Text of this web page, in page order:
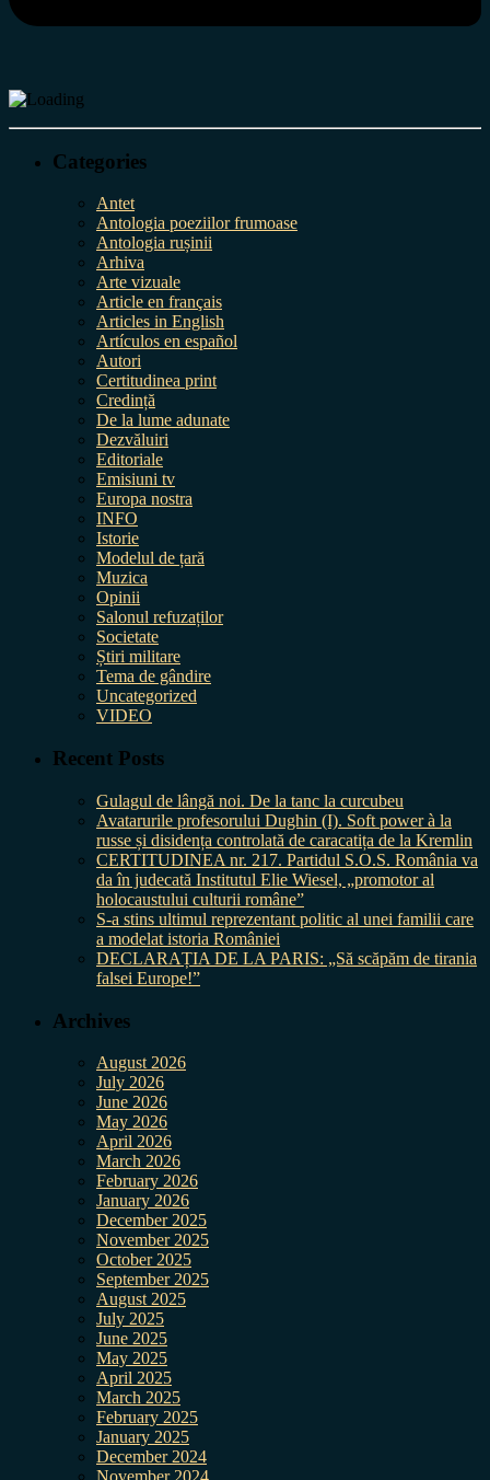
Categories
Antet
Antologia poeziilor frumoase
Antologia rușinii
Arhiva
Arte vizuale
Article en français
Articles in English
Artículos en español
Autori
Certitudinea print
Credință
De la lume adunate
Dezvăluiri
Editoriale
Emisiuni tv
Europa nostra
INFO
Istorie
Modelul de țară
Muzica
Opinii
Salonul refuzaților
Societate
Știri militare
Tema de gândire
Uncategorized
VIDEO
Recent Posts
Gulagul de lângă noi. De la tanc la curcubeu
Avatarurile profesorului Dughin (I). Soft power à la
russe și disidența controlată de caracatița de la Kremlin
CERTITUDINEA nr. 217. Partidul S.O.S. România va
da în judecată Institutul Elie Wiesel, „promotor al
holocaustului culturii române”
S-a stins ultimul reprezentant politic al unei familii care
a modelat istoria României
DECLARAȚIA DE LA PARIS: „Să scăpăm de tirania
falsei Europe!”
Archives
August 2026
July 2026
June 2026
May 2026
April 2026
March 2026
February 2026
January 2026
December 2025
November 2025
October 2025
September 2025
August 2025
July 2025
June 2025
May 2025
April 2025
March 2025
February 2025
January 2025
December 2024